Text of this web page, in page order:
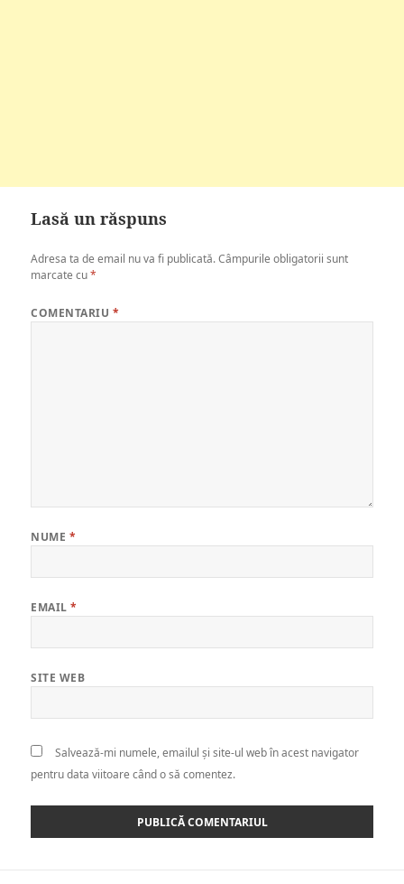
Lasă un răspuns
Adresa ta de email nu va fi publicată. Câmpurile obligatorii sunt
marcate cu*
COMENTARIU *
NUME *
EMAIL*
SITE WEB
Salvează-mi numele, emailul și site-ul web în acest navigator
pentru data viitoare când o să comentez.